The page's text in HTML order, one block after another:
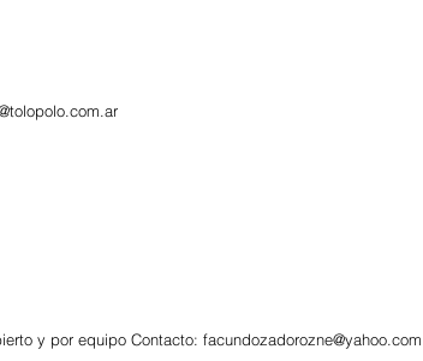
y por equipo Contacto: